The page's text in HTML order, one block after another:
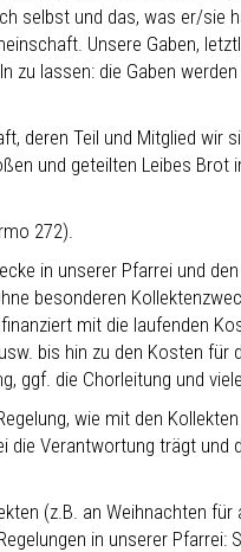
selbst und das, was er/sie
Unsere Gaben,
zu lassen: die Gaben
deren Teil und Mitglied wir
und geteilten Leibes Brot
272).
in unserer Pfarrei und
besonderen
mit die laufenden
bis hin zu den Kosten für
ggf. die Chorleitung und
wie mit den
Verantwortung trägt und
(z.B. an Weihnachten
in unserer Pfarrei: